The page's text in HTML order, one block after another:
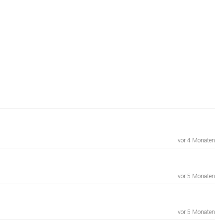
vor 4 Monaten
vor 5 Monaten
vor 5 Monaten